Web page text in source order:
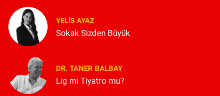
YELIS AYAZ
Sokak Sizden Büyük
DR. TANER BALBAY
Lig mi Tiyatro mu?